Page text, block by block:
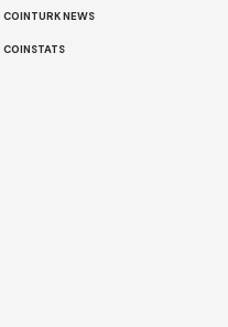
COINTURK NEWS
COINSTATS